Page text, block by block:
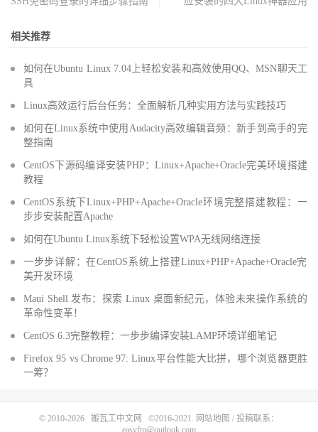
相关推荐
如何在Ubuntu Linux 7.04上轻松安装和高效使用QQ、MSN聊天工
具
Linux高效运行后台任务：全面解析几种实用方法与实践技巧
如何在Linux系统中使用Audacity高效编辑音频：新手到高手的完
整指南
CentOS下源码编译安装PHP：Linux+Apache+Oracle完美环境搭建
教程
CentOS系统下Linux+PHP+Apache+Oracle环境完整搭建教程：一
步步安装配置Apache
如何在Ubuntu Linux系统下轻松设置WPA无线网络连接
一步步详解：在CentOS系统上搭建Linux+PHP+Apache+Oracle完
美开发环境
Maui Shell 发布：探索 Linux 桌面新纪元，体验未来操作系统的
革命性变革！
CentOS 6.3完整教程：一步步编译安装LAMP环境详细笔记
Firefox 95 vs Chrome 97: Linux平台性能大比拼，哪个浏览器更胜
一筹？
© 2010-2026 搬瓦工中文网 ©2016-2021. 网站地图 / 投稿联系：